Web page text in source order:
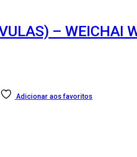
– WEICHAI
Adicionar aos favoritos